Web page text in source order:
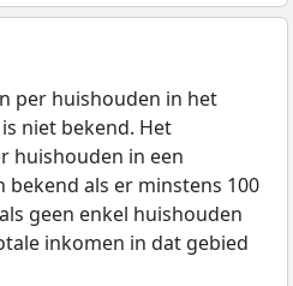
per huishouden in het
niet bekend. Het
huishouden in een
bekend als er minstens 100
geen enkel huishouden
inkomen in dat gebied